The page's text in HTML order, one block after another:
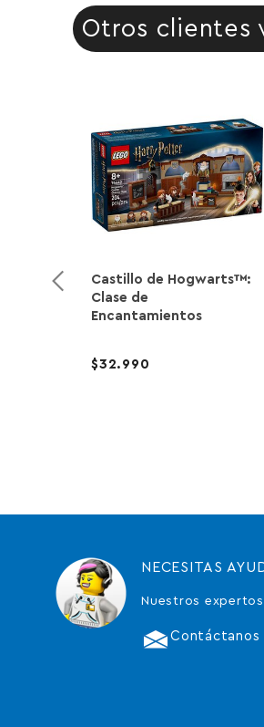
Otros clientes
Castillo de Hogwarts™:
Clase de
Encantamientos
32.990
NECESITAS
Nuestros
Contáctanos